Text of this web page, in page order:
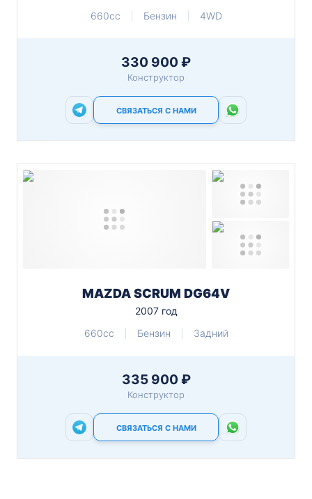
660cc
Бензин 4WD
330 900 ₽
Конструктор
СВЯЗАТЬСЯ С НАМИ
MAZDA SCRUM DG64V
2007 год
660cc
Бензин Задний
335 900 ₽
Конструктор
СВЯЗАТЬСЯ С НАМИ